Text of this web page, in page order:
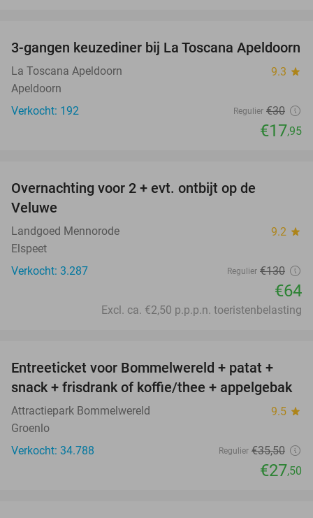
40%
3-gangen keuzediner bij La Toscana Apeldoorn
La Toscana Apeldoorn 9.3 star
Apeldoorn
Verkocht: 192
Regulier €30
€17,95
Overnachting voor 2 + evt. ontbijt op de
Veluwe
Landgoed Mennorode 9.2 star
Elspeet
Verkocht: 3.287
Regulier €130
€64
Excl. ca. €2,50 p.p.p.n. toeristenbelasting
23%
Entreeticket voor Bommelwereld + patat +
snack + frisdrank of koffie/thee + appelgebak
Attractiepark Bommelwereld 9.5 star
Groenlo
Verkocht: 34.788
Regulier €35,50
€27,50